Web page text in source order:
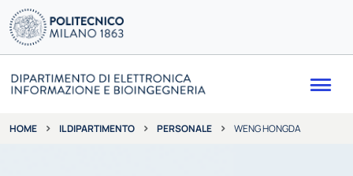
HOME IL DIPARTIMENTO PERSONALE WENG HONGDA